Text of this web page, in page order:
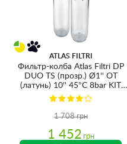
ATLAS FILTRI
Фильтр-колба Atlas Filtri DP
DUO TS (прозр.) Ø1'' OT
(латунь) 10'' 45°C 8bar KIT
ZA3120680
1 708 грн
1 452 грн